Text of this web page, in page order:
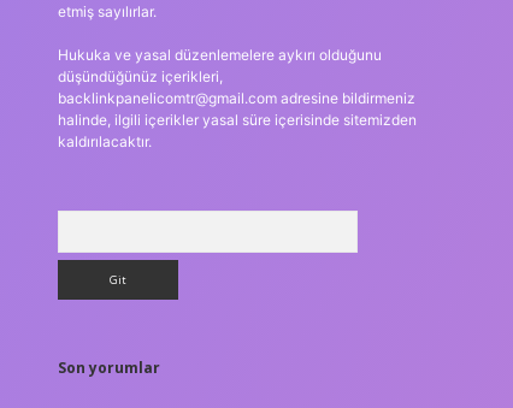
etmiş sayılırlar.
Hukuka ve yasal düzenlemelere aykırı olduğunu
düşündüğünüz içerikleri,
backlinkpanelicomtr@gmail.comadresine bildirmeniz
halinde, ilgili içerikler yasal süre içerisinde sitemizden
kaldırılacaktır.
Son yorumlar